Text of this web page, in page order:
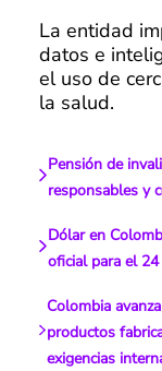
La entidad
datos e
el uso de
la salud.
Pensión de
responsables y
Dólar en
oficial para el
Colombia
productos
exigencias